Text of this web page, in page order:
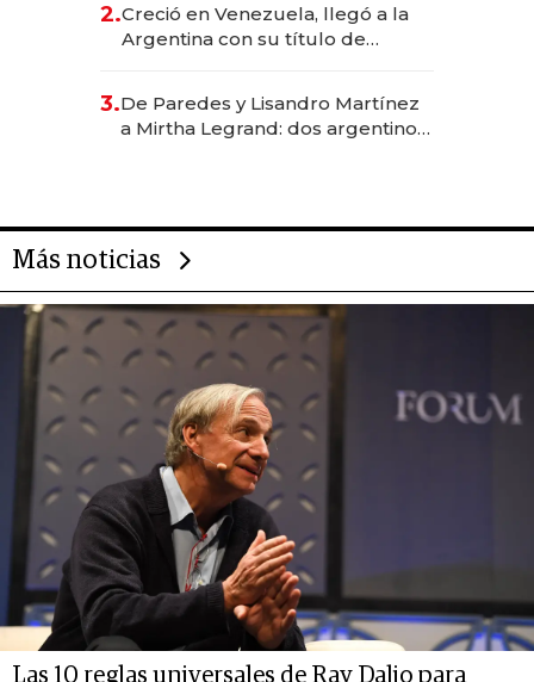
2.Creció en Venezuela, llegó a la
Argentina con su título de
las marcas "fast premium"
3.De Paredes y Lisandro Martínez
a Mirtha Legrand: dos argentinos
Más noticias
Las 10 reglas universales de Ray Dalio para